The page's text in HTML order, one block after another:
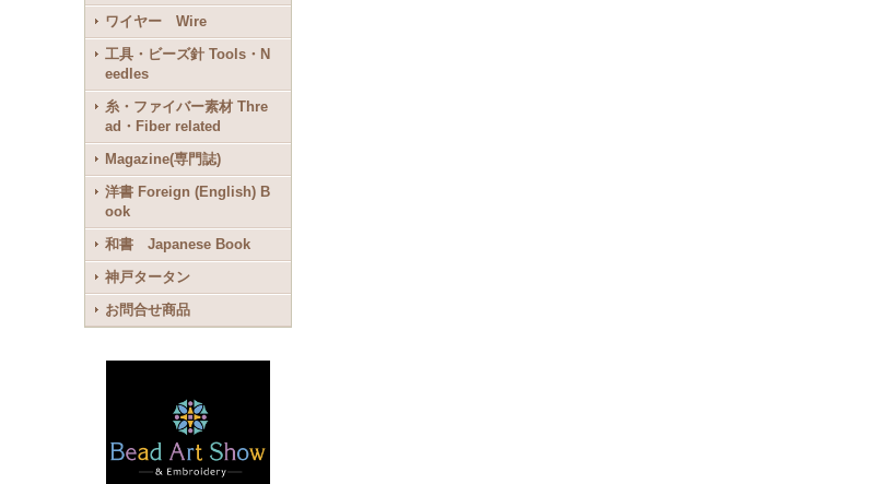
ワイヤー Wire
工具・ビーズ針 Tools・N
eedles
糸・ファイバー素材 Thre
ad・Fiber related
Magazine(専門誌)
洋書 Foreign (English) B
ook
和書 Japanese Book
神戸タータン
お問合せ商品